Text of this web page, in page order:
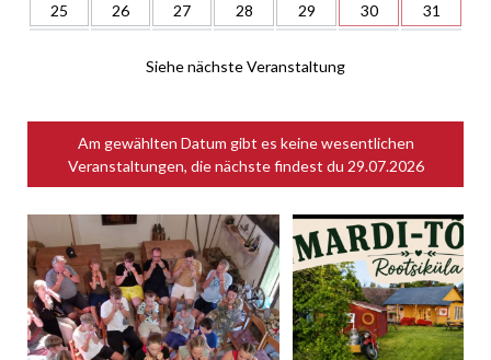
25
26 27 28 29 30 31
Siehe nächste Veranstaltung
Am gewählten Datum gibt es keine wesentlichen
Veranstaltungen, die nächste findest du 29.07.2026